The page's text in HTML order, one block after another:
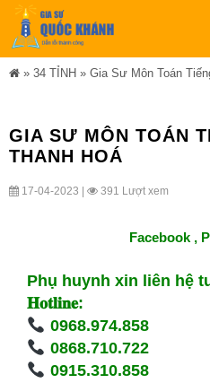
» 34 TỈNH » Gia Sư Môn Toán
GIA SƯ MÔN TOÁN
THANH HOÁ
17-04-2023 | 391 Lượt xem
Facebook ,
Phụ huynh xin liên hệ
𝐇𝐨𝐭𝐥𝐢𝐧𝐞:
0968.974.858
0868.710.722
0915.310.858